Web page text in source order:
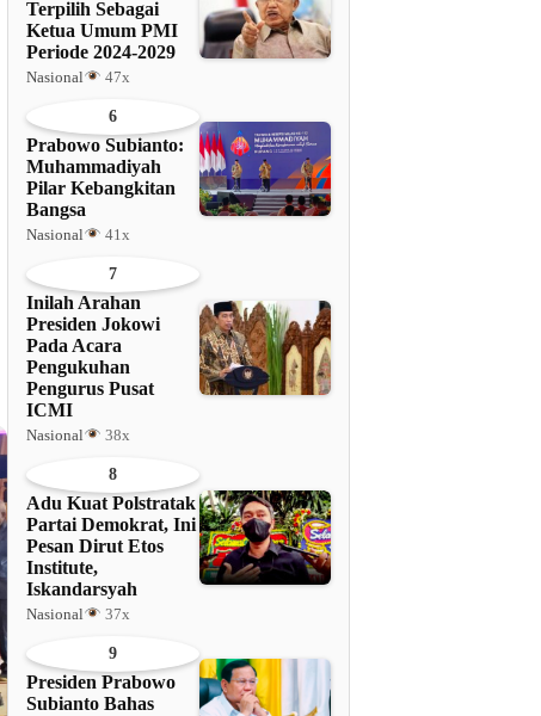
Terpilih Sebagai
Ketua Umum PMI
Periode 2024-2029
Nasional 47x
6
Prabowo Subianto:
Muhammadiyah
Pilar Kebangkitan
Bangsa
Nasional 41x
7
Inilah Arahan
Presiden Jokowi
Pada Acara
Pengukuhan
Pengurus Pusat
ICMI
Nasional 38x
8
Adu Kuat Polstratak
Partai Demokrat, Ini
Pesan Dirut Etos
Institute,
Iskandarsyah
Nasional 37x
9
Presiden Prabowo
Subianto Bahas